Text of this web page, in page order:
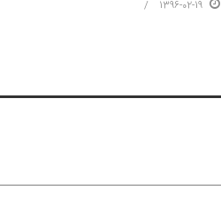
1396-02-19